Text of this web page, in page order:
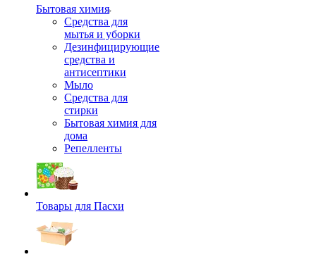
Бытовая химия
Средства для
мытья и уборки
Дезинфицирующие
средства и
антисептики
Мыло
Средства для
стирки
Бытовая химия для
дома
Репелленты
Товары для Пасхи